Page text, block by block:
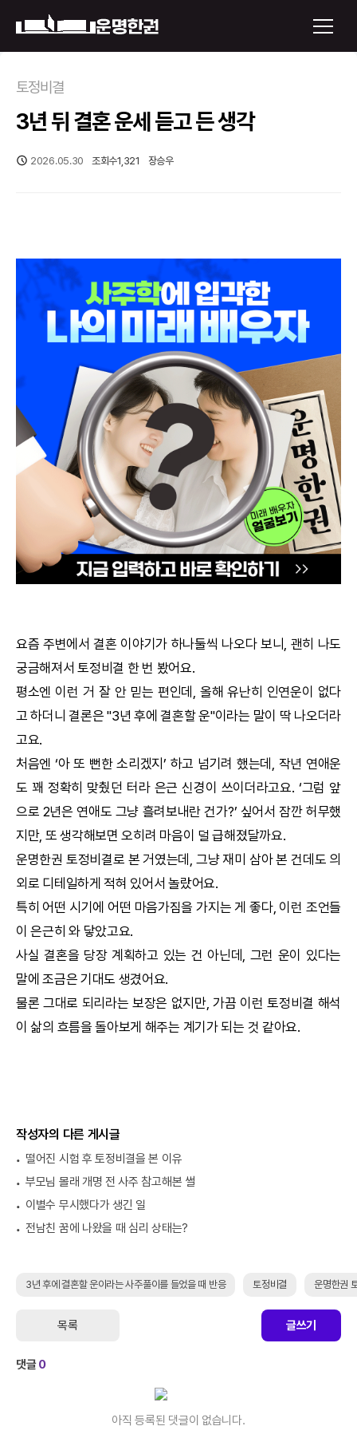
운명한권 보기
미래 배우자 얼굴
신년운세
토정비결
오늘의 운세
작명
수리사주
문의사항
회원가입
토정비결
3년 뒤 결혼 운세 듣고 든 생각
2026.05.30 조회수1,321 장승우
요즘 주변에서 결혼 이야기가 하나둘씩 나오다 보니, 괜히 나도
궁금해져서토정비결 한 번 봤어요.
평소엔 이런 거 잘 안 믿는 편인데, 올해 유난히 인연운이 없다
고 하더니 결론은 "3년 후에 결혼할 운"이라는 말이 딱 나오더라
고요.
처음엔 ‘아 또 뻔한 소리겠지’ 하고 넘기려 했는데, 작년 연애운
도 꽤 정확히 맞췄던 터라 은근 신경이 쓰이더라고요. ‘그럼 앞
으로 2년은 연애도 그냥 흘려보내란 건가?’ 싶어서 잠깐 허무했
지만, 또 생각해보면 오히려 마음이 덜 급해졌달까요.
운명한권 토정비결로 본 거였는데, 그냥 재미 삼아 본 건데도 의
외로 디테일하게 적혀 있어서 놀랐어요.
특히 어떤 시기에 어떤 마음가짐을 가지는 게 좋다, 이런 조언들
이 은근히 와 닿았고요.
사실 결혼을 당장 계획하고 있는 건 아닌데, 그런 운이 있다는
말에 조금은 기대도 생겼어요.
물론 그대로 되리라는 보장은 없지만, 가끔 이런토정비결 해석
이 삶의 흐름을 돌아보게 해주는 계기가 되는 것 같아요.
작성자의 다른 게시글
떨어진 시험 후 토정비결을 본 이유
부모님 몰래 개명 전 사주 참고해본 썰
이별수 무시했다가 생긴 일
전남친 꿈에 나왔을 때 심리 상태는?
3년 후에 결혼할 운이라는 사주풀이를 들었을 때 반응 토정비결 운명한권
목록 글쓰기
댓글0
아직 등록된 댓글이 없습니다.